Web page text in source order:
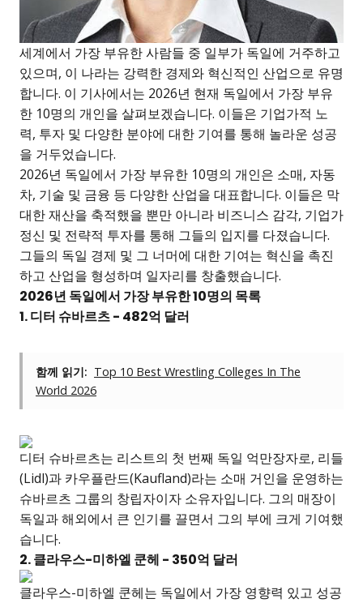
세계에서 가장 부유한 사람들 중 일부가 독일에 거주하고
있으며, 이 나라는 강력한 경제와 혁신적인 산업으로 유명
합니다. 이 기사에서는 2026년 현재 독일에서 가장 부유
한 10명의 개인을 살펴보겠습니다. 이들은 기업가적 노
력, 투자 및 다양한 분야에 대한 기여를 통해 놀라운 성공
을 거두었습니다.
2026년 독일에서 가장 부유한 10명의 개인은 소매, 자동
차, 기술 및 금융 등 다양한 산업을 대표합니다. 이들은 막
대한 재산을 축적했을 뿐만 아니라 비즈니스 감각, 기업가
정신 및 전략적 투자를 통해 그들의 입지를 다졌습니다.
그들의 독일 경제 및 그 너머에 대한 기여는 혁신을 촉진
하고 산업을 형성하며 일자리를 창출했습니다.
2026년 독일에서 가장 부유한 10명의 목록
1.디터 슈바르츠- 482억 달러
함께 읽기: Top 10 Best Wrestling Colleges In The
World 2026
디터 슈바르츠는 리스트의 첫 번째 독일 억만장자로, 리들
(Lidl)과 카우플란드(Kaufland)라는 소매 거인을 운영하는
슈바르츠 그룹의 창립자이자 소유자입니다. 그의 매장이
독일과 해외에서 큰 인기를 끌면서 그의 부에 크게 기여했
습니다.
2. 클라우스-미하엘 쿤헤 - 350억 달러
클라우스-미하엘 쿤헤는 독일에서 가장 영향력 있고 성공